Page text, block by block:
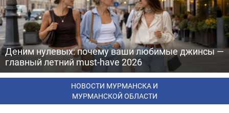
Деним нулевых: почему ваши любимые джинсы —
главный летний must-have 2026
НОВОСТИ МУРМАНСКА И
МУРМАНСКОЙ ОБЛАСТИ